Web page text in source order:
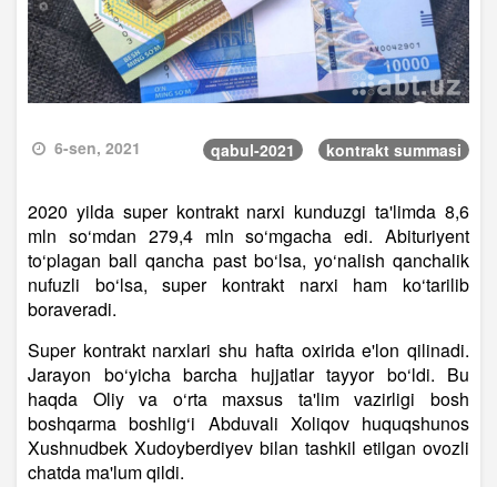
6-sen, 2021 qabul-2021 kontrakt summasi
2020 yilda super kontrakt narxi kunduzgi ta'limda 8,6
mln so‘mdan 279,4 mln so‘mgacha edi. Abituriyent
to‘plagan ball qancha past bo‘lsa, yo‘nalish qanchalik
nufuzli bo‘lsa, super kontrakt narxi ham ko‘tarilib
boraveradi.
Super kontrakt narxlari shu hafta oxirida e'lon qilinadi.
Jarayon bo‘yicha barcha hujjatlar tayyor bo‘ldi. Bu
haqda Oliy va o‘rta maxsus ta'lim vazirligi bosh
boshqarma boshlig‘i Abduvali Xoliqov huquqshunos
Xushnudbek Xudoyberdiyev bilan tashkil etilgan ovozli
chatda ma'lum qildi.